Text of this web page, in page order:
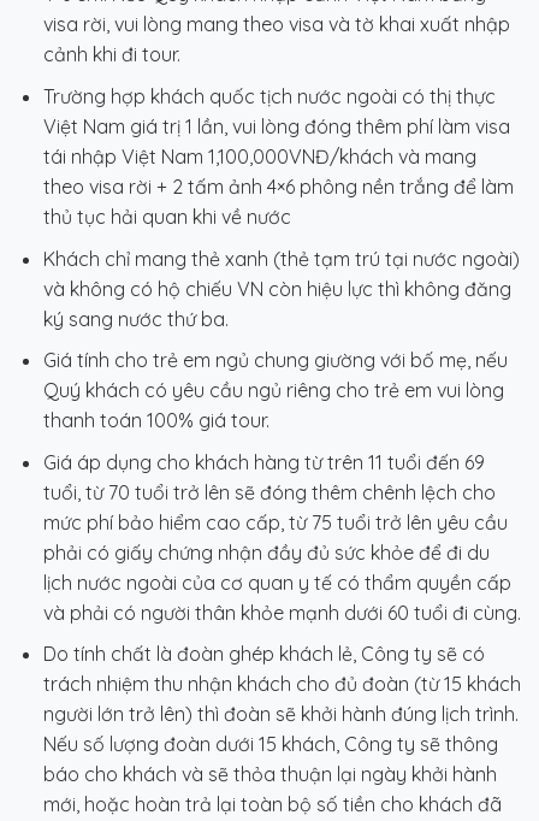
visa rời, vui lòng mang theo visa và tờ khai xuất nhập
cảnh khi đi tour.
Trường hợp khách quốc tịch nước ngoài có thị thực
Việt Nam giá trị 1 lần, vui lòng đóng thêm phí làm visa
tái nhập Việt Nam 1,100,000VNĐ/khách và mang
theo visa rời + 2 tấm ảnh 4×6 phông nền trắng để làm
thủ tục hải quan khi về nước
Khách chỉ mang thẻ xanh (thẻ tạm trú tại nước ngoài)
và không có hộ chiếu VN còn hiệu lực thì không đăng
ký sang nước thứ ba.
Giá tính cho trẻ em ngủ chung giường với bố mẹ, nếu
Quý khách có yêu cầu ngủ riêng cho trẻ em vui lòng
thanh toán 100% giá tour.
Giá áp dụng cho khách hàng từ trên 11 tuổi đến 69
tuổi, từ 70 tuổi trở lên sẽ đóng thêm chênh lệch cho
mức phí bảo hiểm cao cấp, từ 75 tuổi trở lên yêu cầu
phải có giấy chứng nhận đầy đủ sức khỏe để đi du
lịch nước ngoài của cơ quan y tế có thẩm quyền cấp
và phải có người thân khỏe mạnh dưới 60 tuổi đi cùng.
Do tính chất là đoàn ghép khách lẻ, Công ty sẽ có
trách nhiệm thu nhận khách cho đủ đoàn (từ 15 khách
người lớn trở lên) thì đoàn sẽ khởi hành đúng lịch trình.
Nếu số lượng đoàn dưới 15 khách, Công ty sẽ thông
báo cho khách và sẽ thỏa thuận lại ngày khởi hành
mới, hoặc hoàn trả lại toàn bộ số tiền cho khách đã